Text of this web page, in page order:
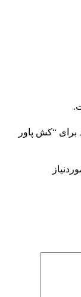
برای “کش پاور